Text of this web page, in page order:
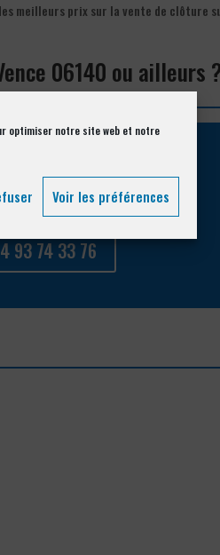
optimiser notre site web et notre
Voir les préférences
meilleurs prix sur la vente de clôture
06140 ou ailleurs
nous !
informations complémentaires ?
93 74 33 76